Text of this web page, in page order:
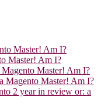
Master! Am I?
Master! Am I?
Master! Am I?
Magento Master! Am I?
2 year in review or: a